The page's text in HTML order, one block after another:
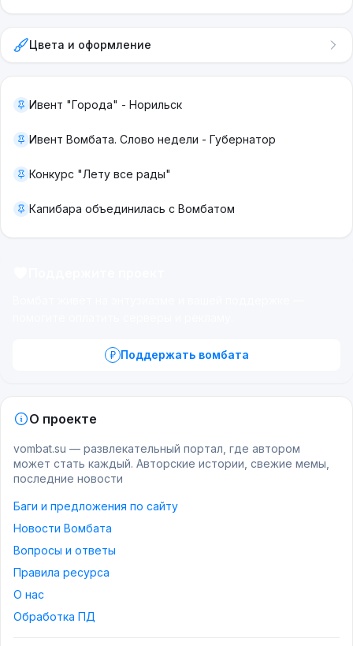
Цвета и оформление
Ивент "Города" - Норильск
Ивент Вомбата. Слово недели - Губернатор
Конкурс "Лету все рады"
Капибара объединилась с Вомбатом
Поддержать вомбата
О проекте
vombat.su — развлекательный портал, где автором
может стать каждый. Авторские истории, свежие мемы,
последние новости
Баги и предложения по сайту
Новости Вомбата
Вопросы и ответы
Правила ресурса
О нас
Обработка ПД